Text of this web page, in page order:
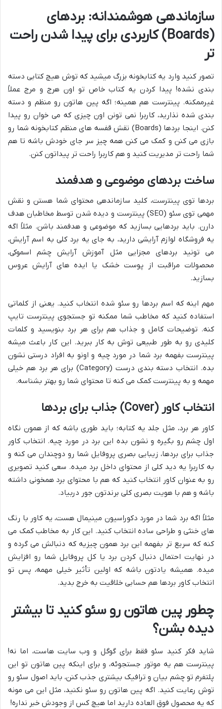
سازماندهی هوشمندانه: بردهای
(Boards) کاربردی برای پیدا شدن راحت
تر
تصور کنید وارد یه کتابخونه بزرگ میشید که توش هیچ کتابی دسته
بندی نشده! پیدا کردن یه کتاب خاص تو اون هرج و مرج عملاً
غیرممکنه. پینترست هم همینه؛ اگه پین هاتون رو منظم و دسته
بندی شده نذارید، کاربرا نمی تونن اون چیزی که می خوان رو پیدا
کنن. اینجا بردها (Boards) نقش قفسه های منظم کتابخونه شما رو
بازی می کنن و کمک می کنن همه چیز سر جای خودش باشه تا هم
شما راحت تر مدیریت کنید و هم کاربرا راحت تر پیداتون کنن.
ساخت بردهای موضوعی و هدفمند
بردها توی پینترست، کلید سازماندهی محتوای شما هستن و نقش
مهمی توی سئو (SEO) پینترست و دیده شدن توسط مخاطبان هدف
دارن. باید بردهایی بسازید که موضوعی و هدفمند باشن. مثلاً اگه
یه فروشگاه لوازم آرایشی دارید، به جای یه برد کلی به اسم آرایش،
می تونید بردهای مجزایی مثل آموزش آرایش چشم اسموکی،
محصولات مراقبت از پوست خشک یا ایده های آرایش عروس
بسازید.
مهم اینه که اسم بردها رو سئو شده انتخاب کنید. یعنی از کلماتی
استفاده کنید که مخاطب شما ممکنه تو جستجوی پینترست تایپ
کنه. توضیحات کامل و جذاب هم برای هر برد بنویسید و کلمات
کلیدی رو به طور طبیعی توش به کار ببرید. این کار باعث میشه
پینترست بفهمه برد شما در مورد چیه و اونو به افراد درستی نشون
بده. انتخاب دسته بندی درست (Category) برای هر برد هم خیلی
مهمه و به پینترست کمک می کنه تا محتوای شما رو بهتر بشناسه.
انتخاب کاور (Cover) جذاب برای بردها
کاور هر برد، مثل جلد یه کتابه؛ باید طوری باشه که از همون نگاه
اول چشم رو بگیره و نشون بده این برد در مورد چیه. انتخاب کاور
جذاب برای بردها، زیبایی بصری پروفایل شما رو دوچندان می کنه و
به کاربرا یه دید کلی از محتوای داخل برد میده. سعی کنید تصویری
رو به عنوان کاور انتخاب کنید که هم با محتوای برد همخونی داشته
باشه و هم با هویت بصری کلی برندتون جور دربیاد.
مثلاً اگه برد شما در مورد دکوراسیون مینیمال هست، یه کاور با رنگ
های خنثی و طراحی ساده انتخاب کنید. این کار به مخاطب کمک می
کنه که سریع تر بفهمه این برد همون چیزیه که دنبالش می گرده و
در نهایت احتمال دنبال کردن برد یا کل پروفایل شما رو افزایش
میده. همیشه یادتون باشه که اولین تأثیر خیلی مهمه، پس تو
انتخاب کاور بردها هم حسابی خلاقیت به خرج بدید.
چطور پین هاتون رو سئو کنید تا بیشتر
دیده بشن؟
شاید فکر کنید سئو فقط برای گوگل و وب سایت هاست، اما نه!
پینترست هم یه موتور جستجوئه، و برای اینکه پین هاتون تو این
پلتفرم تو چشم بیان و ترافیک بیشتری جذب کنن، باید اصول سئو رو
توش رعایت کنید. اگه پین هاتون رو سئو نکنید، مثل این می مونه
که یه محصول فوق العاده دارید اما هیچ کس از وجودش خبر نداره!